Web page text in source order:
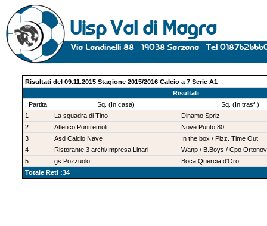
Risultati del 09.11.2015 Stagione 2015/2016 Calcio a 7 Serie A1
Risultati
Partita
Sq. (In casa)
Sq. (In trasf.)
1
La squadra di Tino
Dinamo Spriz
2
Atletico Pontremoli
Nove Punto 80
3
Asd Calcio Nave
In the box / Pizz. Time Out
4
Ristorante 3 archi/Impresa Linari
Wanp / B.Boys / Cpo
5
gs Pozzuolo
Boca Quercia d'Oro
Totale Reti :34